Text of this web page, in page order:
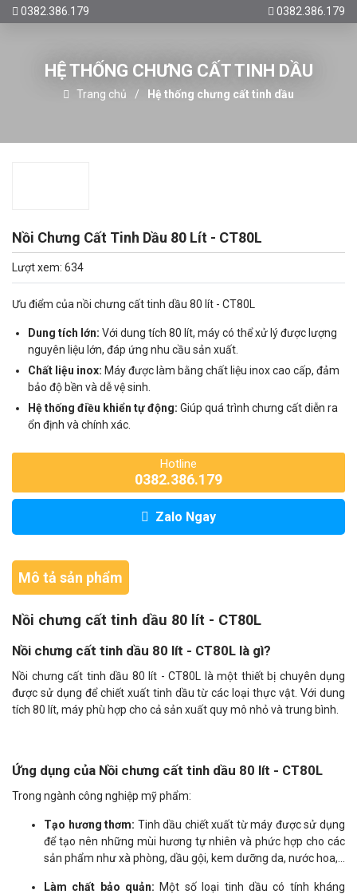
0382.386.179 0382.386.179
HỆ THỐNG CHƯNG CẤT TINH DẦU
Trang chủ Hệ thống chưng cất tinh dầu
Nồi Chưng Cất Tinh Dầu 80 Lít - CT80L
Lượt xem: 634
Ưu điểm của nồi chưng cất tinh dầu 80 lít - CT80L
Dung tích lớn: Với dung tích 80 lít, máy có thể xử lý được lượng
nguyên liệu lớn, đáp ứng nhu cầu sản xuất.
Chất liệu inox: Máy được làm bằng chất liệu inox cao cấp, đảm
bảo độ bền và dễ vệ sinh.
Hệ thống điều khiển tự động: Giúp quá trình chưng cất diễn ra
ổn định và chính xác.
Hotline
0382.386.179
Zalo Ngay
Mô tả sản phẩm
Nồi chưng cất tinh dầu 80 lít - CT80L
Nồi chưng cất tinh dầu 80 lít - CT80L là gì?
Nồi chưng cất tinh dầu 80 lít - CT80L là một thiết bị chuyên dụng
được sử dụng để chiết xuất tinh dầu từ các loại thực vật. Với dung
tích 80 lít, máy phù hợp cho cả sản xuất quy mô nhỏ và trung bình.
Ứng dụng của Nồi chưng cất tinh dầu 80 lít - CT80L
Trong ngành công nghiệp mỹ phẩm:
Tạo hương thơm: Tinh dầu chiết xuất từ máy được sử dụng
để tạo nên những mùi hương tự nhiên và phức hợp cho các
sản phẩm như xà phòng, dầu gội, kem dưỡng da, nước hoa,...
Làm chất bảo quản: Một số loại tinh dầu có tính kháng